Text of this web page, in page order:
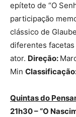
epíteto de “O
participação
clássico de
diferentes
ator. Direção:
Min
Quintas do
21h30 – “O